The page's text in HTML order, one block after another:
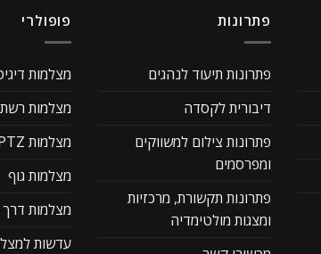
פתרונות
פתרונות תיעוד לנהגים
דיבורית לקסדה
פתרונות צילום למשווקים
ומפרסמים
פתרונות תקשורת, מרכזיות
ומצגות מולטימדיה
פופולרי
מצלמות
מצלמות רשת
מצלמות PTZ
מצלמות גוף
מצלמות דרך
עדשות